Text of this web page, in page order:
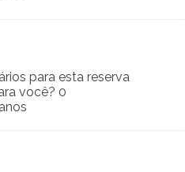
para esta reserva
você? 0